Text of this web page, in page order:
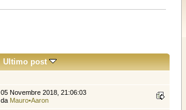
Ultimo post
05 Novembre 2018, 21:06:03
da Mauro•Aaron